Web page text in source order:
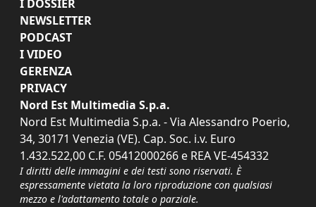
I DOSSIER
NEWSLETTER
PODCAST
I VIDEO
GERENZA
PRIVACY
Nord Est Multimedia S.p.a.
Nord Est Multimedia S.p.a. - Via Alessandro Poerio,
34, 30171 Venezia (VE). Cap. Soc. i.v. Euro
1.432.522,00 C.F. 05412000266 e REA VE-454332
I diritti delle immagini e dei testi sono riservati. È
espressamente vietata la loro riproduzione con qualsiasi
mezzo e l'adattamento totale o parziale.